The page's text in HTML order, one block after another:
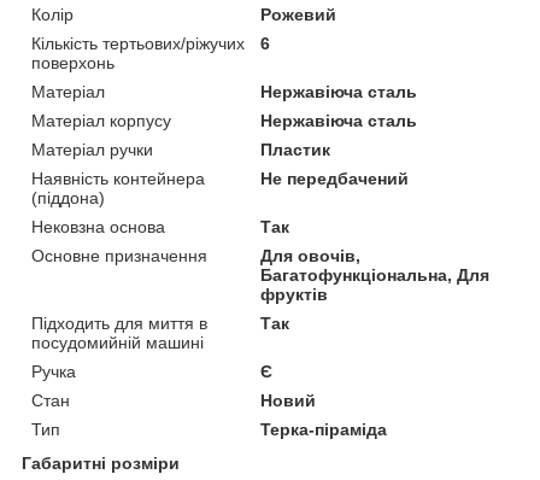
Колір
Рожевий
Кількість тертьових/ріжучих
поверхонь
6
Матеріал
Нержавіюча сталь
Матеріал корпусу
Нержавіюча сталь
Матеріал ручки
Пластик
Наявність контейнера
(піддона)
Не передбачений
Нековзна основа
Так
Основне призначення
Для овочів,
Багатофункціональна, Для
фруктів
Підходить для миття в
посудомийній машині
Так
Ручка
Є
Стан
Новий
Тип
Терка-піраміда
Габаритні розміри